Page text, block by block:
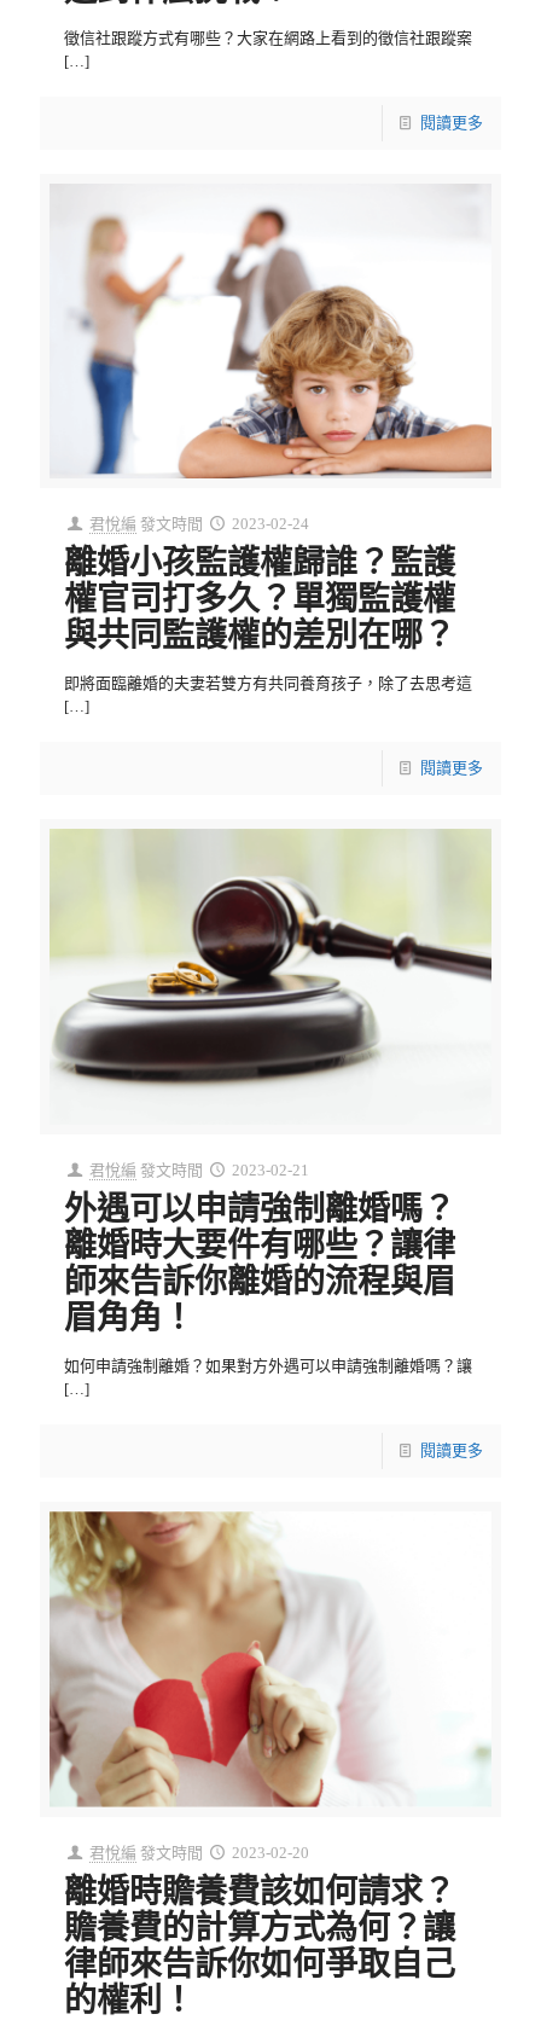
徵信社跟蹤方式有哪些？大家在網路上看到的徵信社跟蹤案
[…]
閱讀更多
君悅編 發文時間 2023-02-24
離婚小孩監護權歸誰？監護
權官司打多久？單獨監護權
與共同監護權的差別在哪？
即將面臨離婚的夫妻若雙方有共同養育孩子，除了去思考這
[…]
閱讀更多
君悅編 發文時間 2023-02-21
外遇可以申請強制離婚嗎？
離婚時大要件有哪些？讓律
師來告訴你離婚的流程與眉
眉角角！
如何申請強制離婚？如果對方外遇可以申請強制離婚嗎？讓
[…]
閱讀更多
君悅編 發文時間 2023-02-20
離婚時贍養費該如何請求？
贍養費的計算方式為何？讓
律師來告訴你如何爭取自己
的權利！